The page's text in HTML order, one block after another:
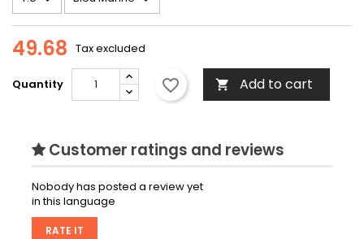
49.68 Tax excluded
Quantity favorite_border  Add to cart
Customer ratings and reviews
Nobody has posted a review yet
in this language
RATE IT